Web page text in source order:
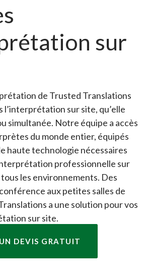
sur
de Trusted Translations
l’interprétation sur site, qu’elle
simultanée. Notre équipe a accès
du monde entier, équipés
haute technologie nécessaires
professionnelle sur
les environnements. Des
aux petites salles de
a une solution pour vos
sur site.
DEVIS GRATUIT